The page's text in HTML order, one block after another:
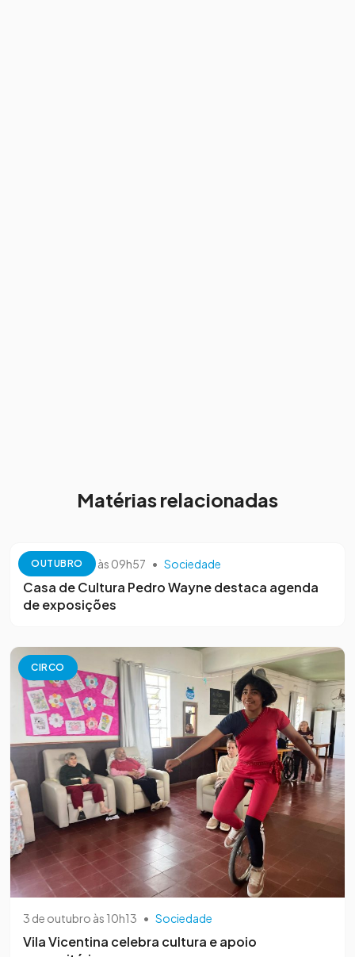
Matérias relacionadas
OUTUBRO
13 de outubro às 09h57 • Sociedade
Casa de Cultura Pedro Wayne destaca agenda
de exposições
CIRCO
3 de outubro às 10h13 • Sociedade
Vila Vicentina celebra cultura e apoio